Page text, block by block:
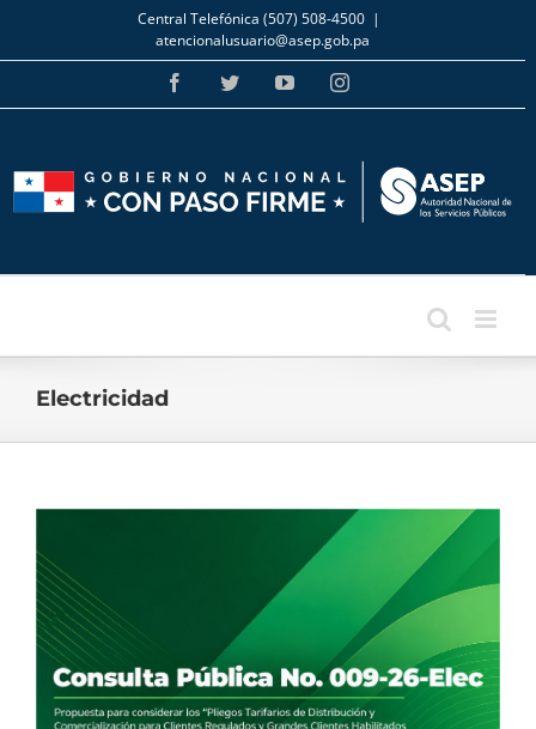
Skip
to
content
Central Telefónica (507) 508-4500 |
atencionalusuario@asep.gob.pa
FacebookTwitterYouTubeInstagram
Electricidad